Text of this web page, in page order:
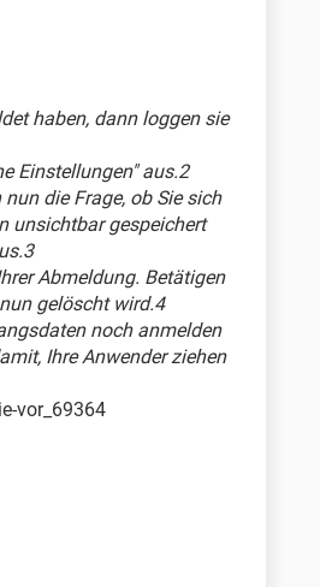
haben, dann loggen sie
Einstellungen" aus.2
die Frage, ob Sie sich
unsichtbar gespeichert
Abmeldung. Betätigen
gelöscht wird.4
noch anmelden
Ihre Anwender ziehen
vor_69364